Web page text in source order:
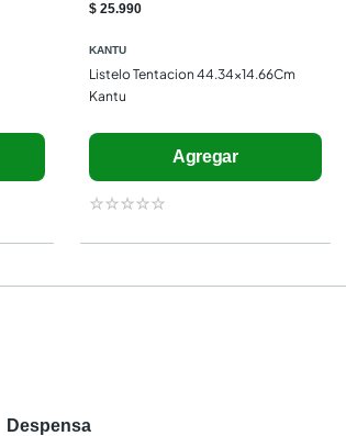
$ 25.990
KANTU
Listelo Tentacion 44.34x14.66Cm
Kantu
Agregar
☆☆☆☆☆
Despensa